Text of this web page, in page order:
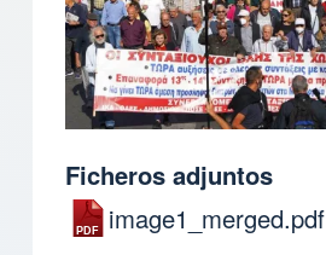
Ficheros adjuntos
image1_merged.pdf